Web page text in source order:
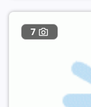
7